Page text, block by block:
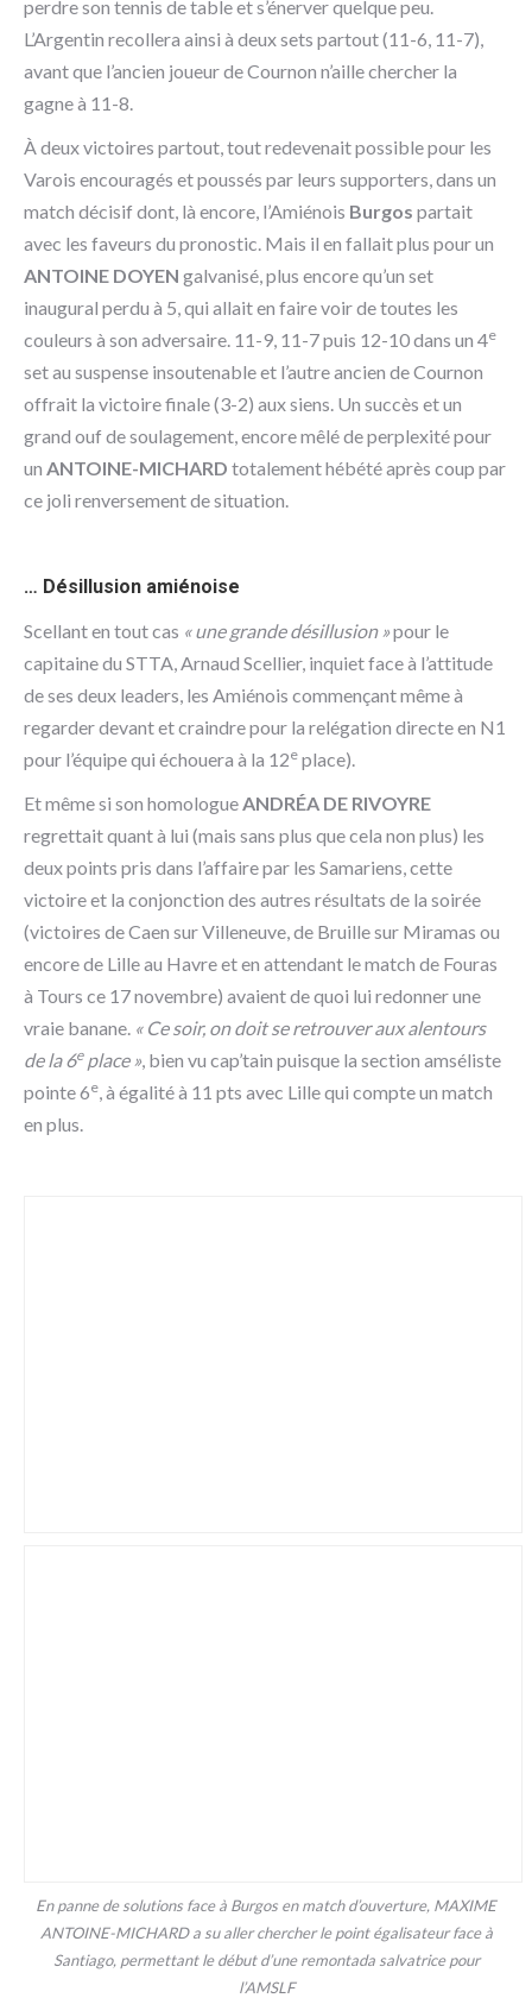
perdre son tennis de table et s’énerver quelque peu.
L’Argentin recollera ainsi à deux sets partout (11-6, 11-7),
avant que l’ancien joueur de Cournon n’aille chercher la
gagne à 11-8.
À deux victoires partout, tout redevenait possible pour les
Varois encouragés et poussés par leurs supporters, dans un
match décisif dont, là encore, l’Amiénois Burgos partait
avec les faveurs du pronostic. Mais il en fallait plus pour un
ANTOINE DOYEN galvanisé, plus encore qu’un set
inaugural perdu à 5, qui allait en faire voir de toutes les
couleurs à son adversaire. 11-9, 11-7 puis 12-10 dans un 4e
set au suspense insoutenable et l’autre ancien de Cournon
offrait la victoire finale (3-2) aux siens. Un succès et un
grand ouf de soulagement, encore mêlé de perplexité pour
un ANTOINE-MICHARD totalement hébété après coup par
ce joli renversement de situation.
… Désillusion amiénoise
Scellant en tout cas « une grande désillusion »pour le
capitaine du STTA, Arnaud Scellier, inquiet face à l’attitude
de ses deux leaders, les Amiénois commençant même à
regarder devant et craindre pour la relégation directe en N1
pour l’équipe qui échouera à la 12e place).
Et même si son homologue ANDRÉA DE RIVOYRE
regrettait quant à lui (mais sans plus que cela non plus) les
deux points pris dans l’affaire par les Samariens, cette
victoire et la conjonction des autres résultats de la soirée
(victoires de Caen sur Villeneuve, de Bruille sur Miramas ou
encore de Lille au Havre et en attendant le match de Fouras
à Tours ce 17 novembre) avaient de quoi lui redonner une
vraie banane. « Ce soir, on doit se retrouver aux alentours
de la 6eplace », bien vu cap’tain puisque la section amséliste
pointe 6e , à égalité à 11 pts avec Lille qui compte un match
en plus.
En panne de solutions face à Burgos en match d’ouverture, MAXIME
ANTOINE-MICHARD a su aller chercher le point égalisateur face à
Santiago, permettant le début d’une remontada salvatrice pour
l’AMSLF